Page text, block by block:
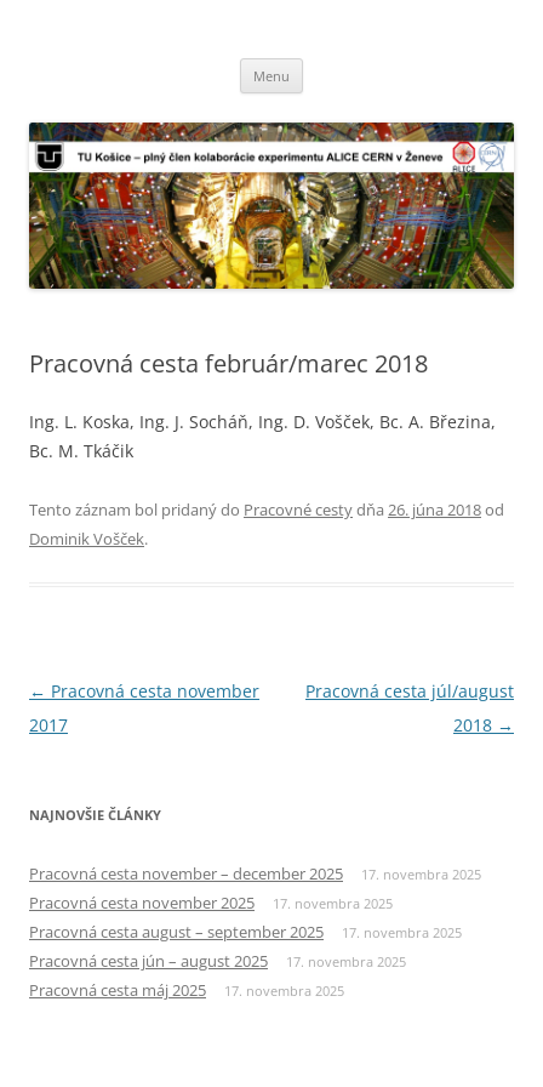
experimentu ALICE CERN v Ženeve
Menu
Pracovná cesta február/marec 2018
Ing. L. Koska, Ing. J. Socháň, Ing. D. Vošček, Bc. A. Březina,
Bc. M. Tkáčik
Tento záznam bol pridaný do Pracovné cestydňa 26. júna 2018od
Dominik Vošček.
Navigácia
článkami
← Pracovná cesta november
2017
Pracovná cesta júl/august
2018 →
NAJNOVŠIE ČLÁNKY
Pracovná cesta november – december 2025 17. novembra 2025
Pracovná cesta november 2025 17. novembra 2025
Pracovná cesta august – september 2025 17. novembra 2025
Pracovná cesta jún – august 2025 17. novembra 2025
Pracovná cesta máj 2025 17. novembra 2025